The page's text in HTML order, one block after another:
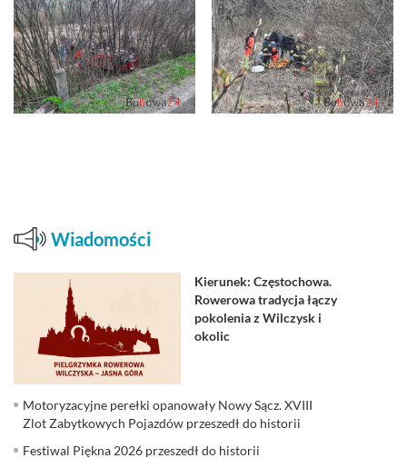
Wiadomości
Kierunek: Częstochowa.
Rowerowa tradycja łączy
pokolenia z Wilczysk i
okolic
Motoryzacyjne perełki opanowały Nowy Sącz. XVIII
Zlot Zabytkowych Pojazdów przeszedł do historii
Festiwal Piękna 2026 przeszedł do historii